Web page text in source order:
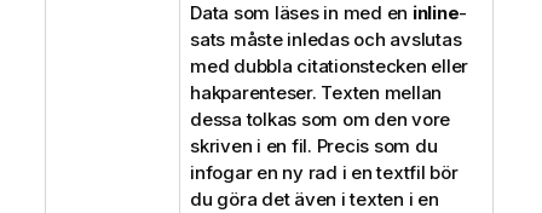
Data som läses in med en inline-
sats måste inledas och avslutas
med dubbla citationstecken eller
hakparenteser. Texten mellan
dessa tolkas som om den vore
skriven i en fil. Precis som du
infogar en ny rad i en textfil bör
du göra det även i texten i en